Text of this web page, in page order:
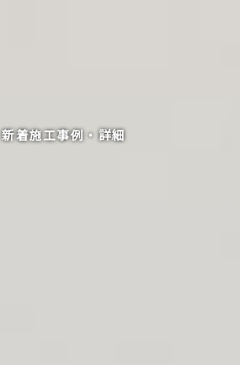
新着施工事例・詳細